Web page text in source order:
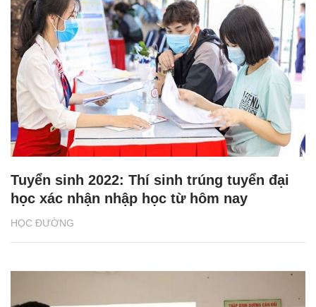
HỌC ĐƯỜNG
Tuyển sinh 2022: Thí sinh trúng tuyển đại
học xác nhận nhập học từ hôm nay